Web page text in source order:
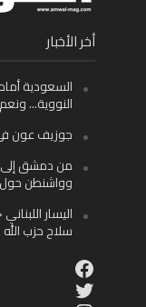
أخر الأخبار
السعودية
النووية…
جوزيف عون في
من دمشق إلى
وواشنطن حول
اليسار
سلاح حزب
Facebook
Twitter